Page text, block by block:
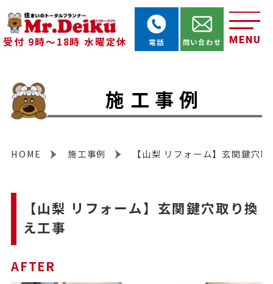
受付 9時～18時 水曜定休 MENU
電話 問い合わせ
施工事例
HOME 施工事例 【山梨 リフォーム】玄関鍵穴
【山梨 リフォーム】玄関鍵穴取り換
え工事
AFTER